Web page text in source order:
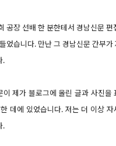
공장 선배 한 분한테서 경남신문 편
었습니다. 만난 그 경남신문 간부가
.
이 제가 블로그에 올린 글과 사진을
데에 있었습니다. 저는 더 이상
.